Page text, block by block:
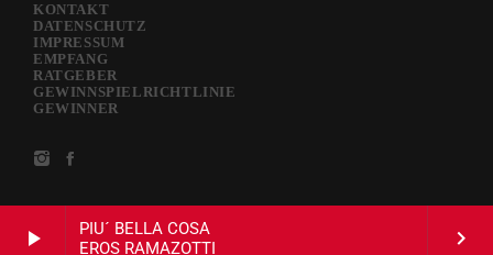
play_arrow
PIU´ BELLA COSA
EROS RAMAZOTTI
keyboard_arrow_right
KONTAKT
DATENSCHUTZ
IMPRESSUM
EMPFANG
RATGEBER
GEWINNSPIELRICHTLINIE
GEWINNER